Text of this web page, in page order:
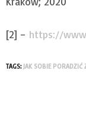
[2] – https://
TAGS: JAK SOBIE PORADZIĆ